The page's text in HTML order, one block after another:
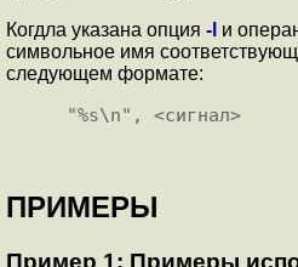
Когдла указана опция -l и
символьное имя
следующем формате:
ПРИМЕРЫ
Пример 1: Примеры